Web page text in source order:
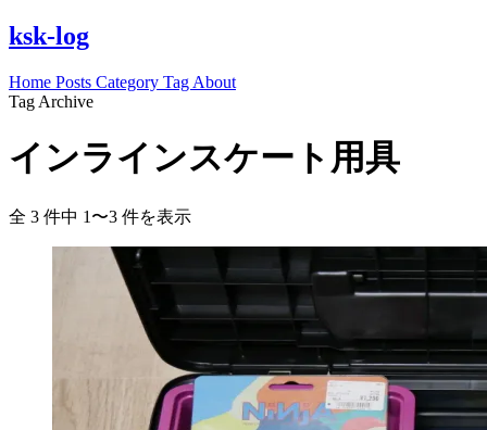
ksk-log
Home Posts Category Tag About
Tag Archive
インラインスケート用具
全 3 件中 1〜3 件を表示